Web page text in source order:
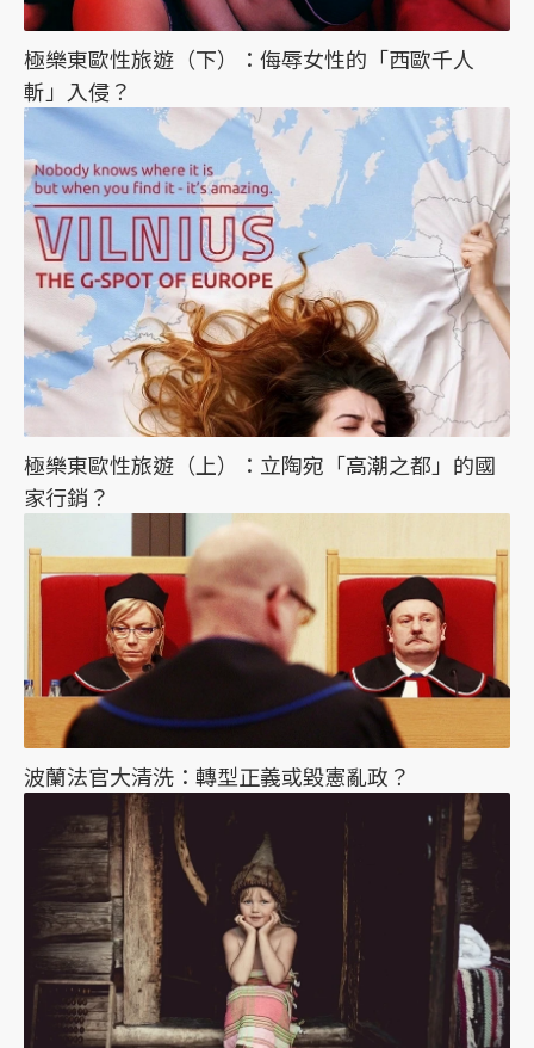
極樂東歐性旅遊（下）：侮辱女性的「西歐千人
斬」入侵？
極樂東歐性旅遊（上）：立陶宛「高潮之都」的國
家行銷？
波蘭法官大清洗：轉型正義或毀憲亂政？